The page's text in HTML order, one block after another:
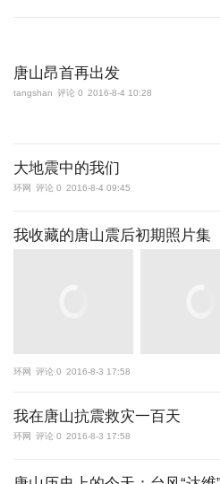
唐山昂首再出发
tangshan 评论 0 2016-8-4 10:28
大地震中的我们
环网 评论 0 2016-8-4 09:45
我收藏的唐山震后初期照片集
环网 评论 0 2016-8-3 17:58
我在唐山抗震救灾一百天
环网 评论 0 2016-8-3 17:58